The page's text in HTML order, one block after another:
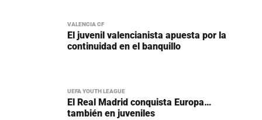
VALENCIA CF
El juvenil valencianista apuesta por la
continuidad en el banquillo
UEFA YOUTH LEAGUE
El Real Madrid conquista Europa…
también en juveniles